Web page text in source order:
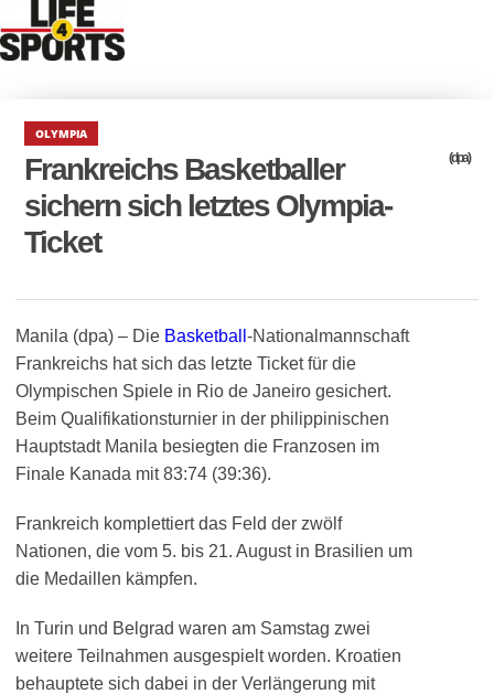
OLYMPIA
Frankreichs Basketballer
sichern sich letztes Olympia-
Ticket
(dpa)
Manila (dpa) – Die Basketball -Nationalmannschaft
Frankreichs hat sich das letzte Ticket für die
Olympischen Spiele in Rio de Janeiro gesichert.
Beim Qualifikationsturnier in der philippinischen
Hauptstadt Manila besiegten die Franzosen im
Finale Kanada mit 83:74 (39:36).
Frankreich komplettiert das Feld der zwölf
Nationen, die vom 5. bis 21. August in Brasilien um
die Medaillen kämpfen.
In Turin und Belgrad waren am Samstag zwei
weitere Teilnahmen ausgespielt worden. Kroatien
behauptete sich dabei in der Verlängerung mit